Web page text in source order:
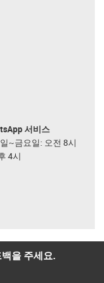
서비스
~금요일: 오전 8시
4시
을 주세요.